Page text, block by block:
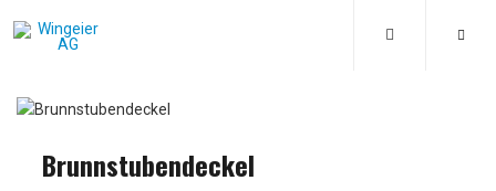
Brunnstubendeckel